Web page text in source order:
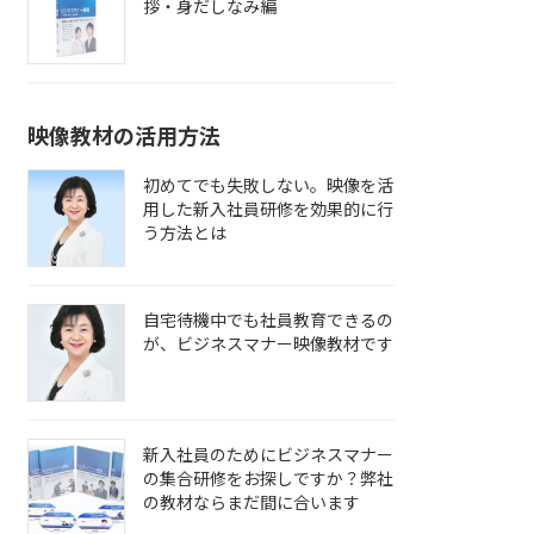
拶・身だしなみ編
映像教材の活用方法
初めてでも失敗しない。映像を活
用した新入社員研修を効果的に行
う方法とは
自宅待機中でも社員教育できるの
が、ビジネスマナー映像教材です
新入社員のためにビジネスマナー
の集合研修をお探しですか？弊社
の教材ならまだ間に合います